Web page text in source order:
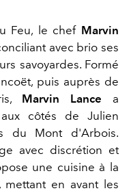
Feu, le chef Marvin
avec brio ses
savoyardes. Formé
puis auprès de
Marvin Lance a
côtés de Julien
du Mont d'Arbois.
avec discrétion et
une cuisine à la
mettant en avant les